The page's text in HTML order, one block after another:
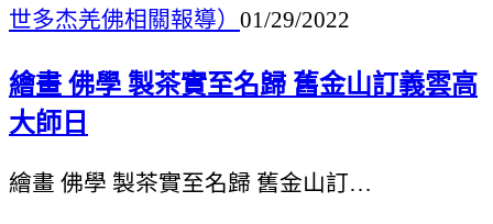
世多杰羌佛相關報導） 01/29/2022
繪畫 佛學 製茶實至名歸 舊金山訂義雲高
大師日
繪畫 佛學 製茶實至名歸 舊金山訂…